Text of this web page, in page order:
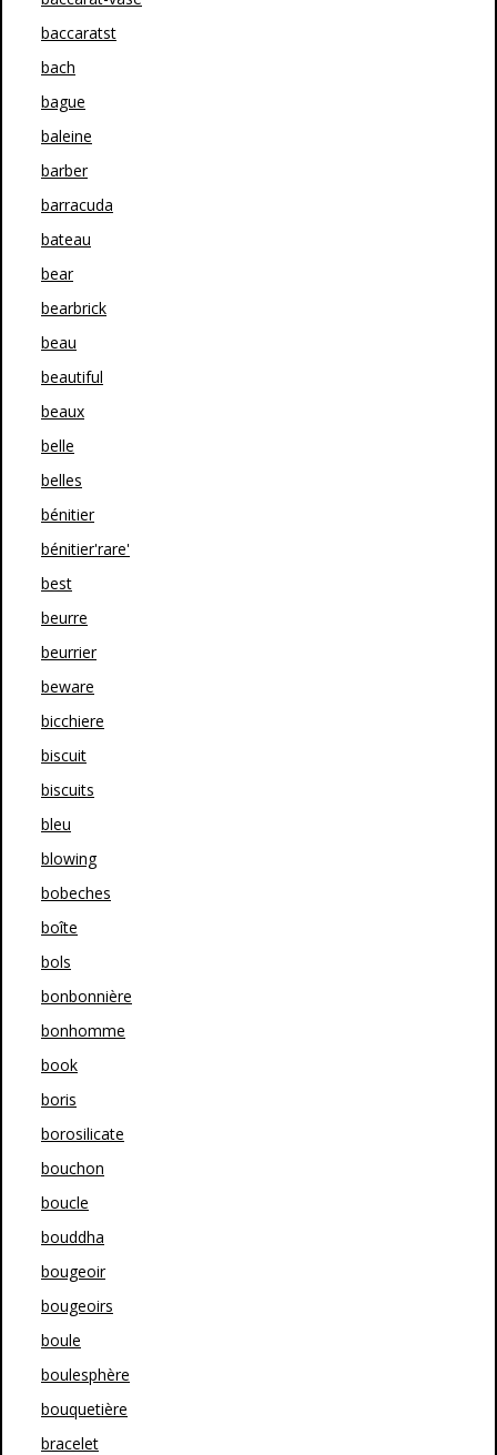
baccaratst
bach
bague
baleine
barber
barracuda
bateau
bear
bearbrick
beau
beautiful
beaux
belle
belles
bénitier
bénitier'rare'
best
beurre
beurrier
beware
bicchiere
biscuit
biscuits
bleu
blowing
bobeches
boîte
bols
bonbonnière
bonhomme
book
boris
borosilicate
bouchon
boucle
bouddha
bougeoir
bougeoirs
boule
boulesphère
bouquetière
bracelet